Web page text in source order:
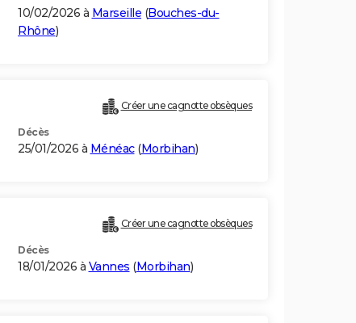
10/02/2026 à Marseille (Bouches-du-
Rhône)
Créer une cagnotte obsèques
Décès
25/01/2026 à Ménéac(Morbihan)
Créer une cagnotte obsèques
Décès
18/01/2026 à Vannes (Morbihan)